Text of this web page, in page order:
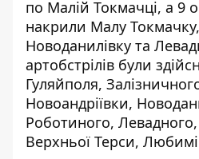
по Малій Токмачці, а 9
накрили Малу
Новоданилівку та
артобстрілів були
Гуляйполя,
Новоандріївки,
Роботиного,
Верхньої Терси,